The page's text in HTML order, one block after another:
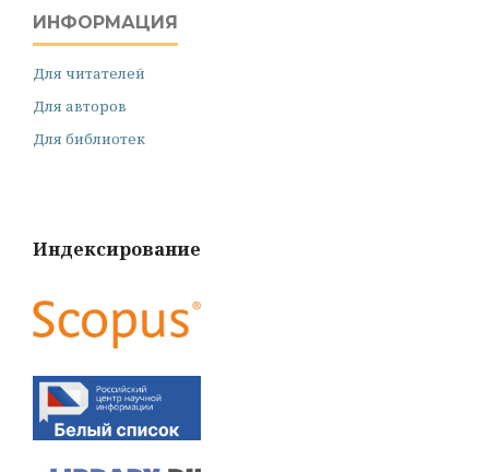
ИНФОРМАЦИЯ
Для читателей
Для авторов
Для библиотек
Индексирование